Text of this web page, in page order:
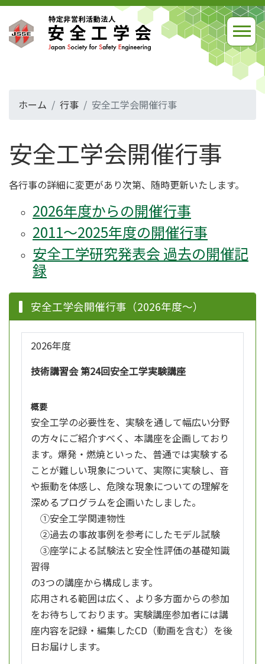
ホーム 行事 安全工学会開催行事
安全工学会開催行事
各行事の詳細に変更があり次第、随時更新いたします。
2026年度からの開催行事
2011～2025年度の開催行事
安全工学研究発表会 過去の開催記
録
安全工学会開催行事（2026年度～）
2026年度
技術講習会 第24回安全工学実験講座
概要
安全工学の必要性を、実験を通して幅広い分野
の方々にご紹介すべく、本講座を企画しており
ます。爆発・燃焼といった、普通では実験する
ことが難しい現象について、実際に実験し、音
や振動を体感し、危険な現象についての理解を
深めるプログラムを企画いたしました。
①安全工学関連物性
②過去の事故事例を参考にしたモデル試験
③座学による試験法と安全性評価の基礎知識
習得
の3つの講座から構成します。
応用される範囲は広く、より多方面からの参加
をお待ちしております。実験講座参加者には講
座内容を記録・編集したCD（動画を含む）を後
日お届けします。